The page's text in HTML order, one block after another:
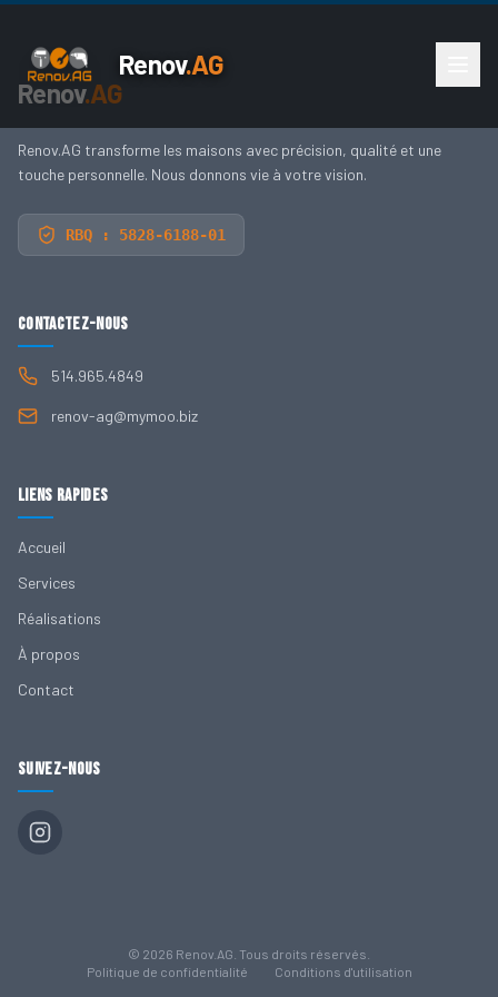
Renov.AG
Renov.AG
Renov.AG transforme les maisons avec précision, qualité et une
touche personnelle. Nous donnons vie à votre vision.
RBQ : 5828-6188-01
Contactez-nous
514.965.4849
renov-ag@mymoo.biz
Liens rapides
Accueil
Services
Réalisations
À propos
Contact
Suivez-nous
© 2026 Renov.AG. Tous droits réservés.
Politique de confidentialité
Conditions d'utilisation